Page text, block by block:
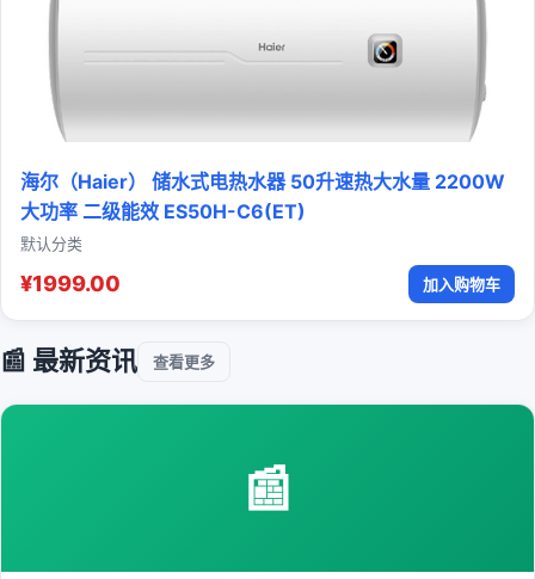
海尔（Haier） 储水式电热水器 50升速热大水量 2200W
大功率 二级能效 ES50H-C6(ET)
默认分类
¥1999.00 加入购物车
📰 最新资讯 查看更多
📰